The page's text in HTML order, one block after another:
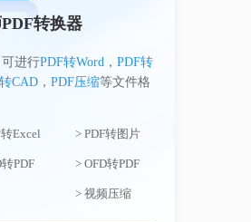
转换器
进行PDF转Word， PDF转
CAD， PDF压缩等文件格
Excel > PDF转图片
PDF > OFD转PDF
> 视频压缩